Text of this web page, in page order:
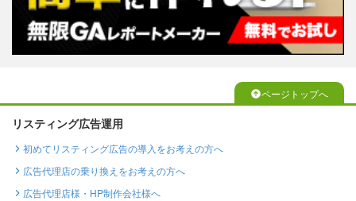
ページトップへ
リスティング広告運用
初めてリスティング広告の導入をお考えの方へ
広告代理店の乗り換えをお考えの方へ
広告代理店様・HP制作会社様へ